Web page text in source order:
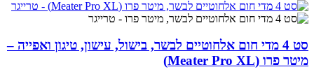
סט 4 מדי חום אלחוטיים לבשר, בישול, עישון, טיגון ואפייה –
מיטר פרו (Meater Pro XL)